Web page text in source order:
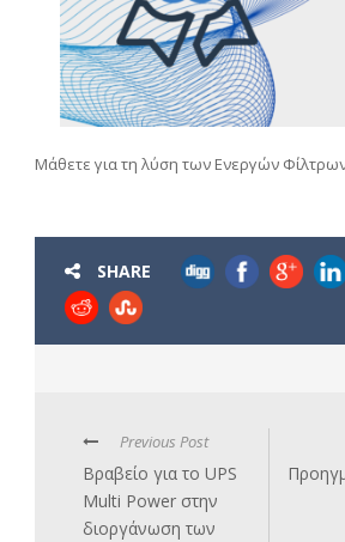
Μάθετε για τη λύση των Ενεργών
SHARE
Previous Post
Βραβείο για το UPS
Multi Power στην
διοργάνωση των